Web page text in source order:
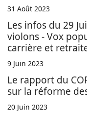
31 Août 2023
Les infos du 29
violons - Vox
carrière et
9 Juin 2023
Le rapport du
sur la réforme
20 Juin 2023